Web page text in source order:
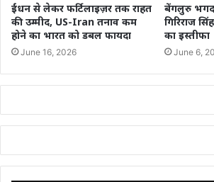
ईंधन से लेकर फर्टिलाइज़र तक राहत
की उम्मीद, US-Iran तनाव कम
होने का भारत को डबल फायदा
June 16, 2026
बेंगलुरु
गिरिराज
का इस्तीफा
June 6,